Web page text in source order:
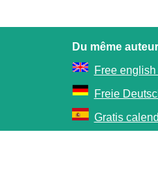
Du même
Free
Freie
Gratis